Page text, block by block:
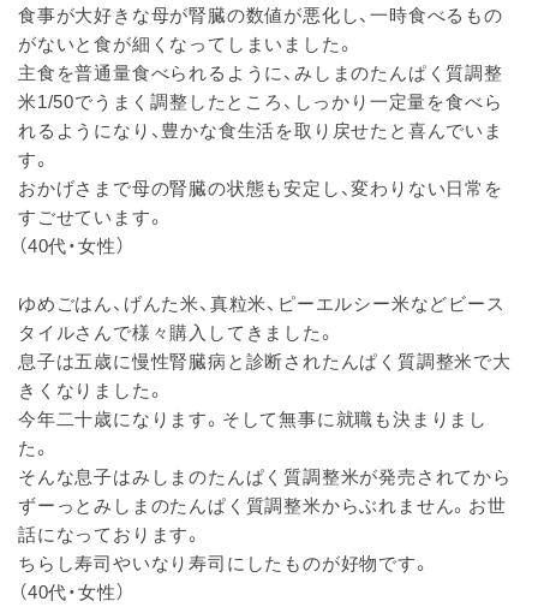
食事が大好きな母が腎臓の数値が悪化し、一時食べるもの
がないと食が細くなってしまいました。
主食を普通量食べられるように、みしまのたんぱく質調整
米1/50でうまく調整したところ、しっかり一定量を食べら
れるようになり、豊かな食生活を取り戻せたと喜んでいま
す。
おかげさまで母の腎臓の状態も安定し、変わりない日常を
すごせています。
（40代・女性）
ゆめごはん、げんた米、真粒米、ピーエルシー米などビース
タイルさんで様々購入してきました。
息子は五歳に慢性腎臓病と診断されたんぱく質調整米で大
きくなりました。
今年二十歳になります。そして無事に就職も決まりまし
た。
そんな息子はみしまのたんぱく質調整米が発売されてから
ずーっとみしまのたんぱく質調整米からぶれません。お世
話になっております。
ちらし寿司やいなり寿司にしたものが好物です。
（40代・女性）